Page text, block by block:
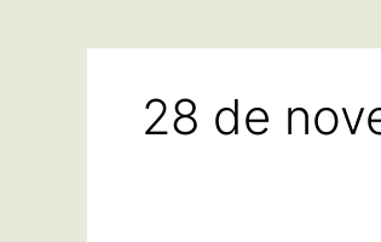
28 de